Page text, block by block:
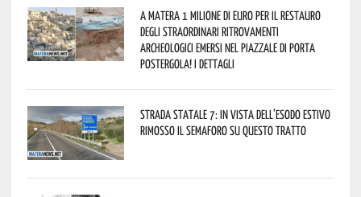
A Matera 1 milione di euro per il restauro
degli straordinari ritrovamenti
archeologici emersi nel piazzale di Porta
Postergola! I dettagli
Strada statale 7: in vista dell’esodo estivo
rimosso il semaforo su questo tratto